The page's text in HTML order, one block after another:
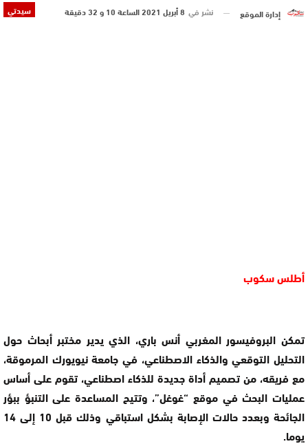
سيدتي إدارة الموقع نشر في 8 أبريل 2021 الساعة 10 و 32 دقيقة
أطلس سكوب
تمكن البروفيسور المغربي أنس باري، الذي يدير مختبر أبحاث حول
التحليل التوقعي والذكاء الاصطناعي، في جامعة نيويورك المرموقة،
مع فريقه، من تصميم أداة جديدة للذكاء اصطناعي، تقوم على أساس
عمليات البحث في موقع “غوغل”، وتتيح المساعدة على التنبؤ ببؤر
الجائحة وبعدد حالات الإصابة بشكل استباقي وذلك قبل 10 إلى 14
يوما.